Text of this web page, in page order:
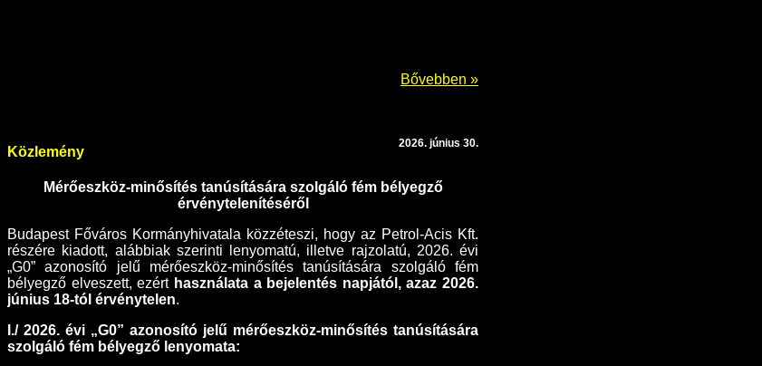
Bővebben »
2026. június 30.
Közlemény
Mérőeszköz-minősítés tanúsítására szolgáló fém bélyegző
érvénytelenítéséről
Budapest Főváros Kormányhivatala közzéteszi, hogy az Petrol-Acis Kft.
részére kiadott, alábbiak szerinti lenyomatú, illetve rajzolatú, 2026. évi
„G0” azonosító jelű mérőeszköz-minősítés tanúsítására szolgáló fém
bélyegző elveszett, ezért használata a bejelentés napjától, azaz 2026.
június 18-tól érvénytelen.
I./ 2026. évi „G0” azonosító jelű mérőeszköz-minősítés tanúsítására
szolgáló fém bélyegző lenyomata: